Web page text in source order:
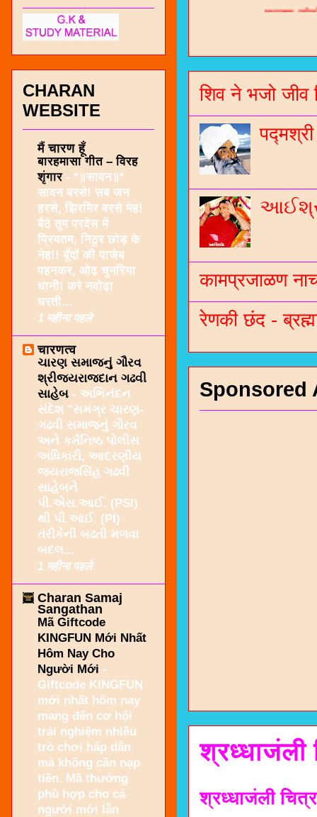
जनरल
चारणी
नंबर
शिव ने भजो जीव
कामप्रजाळण
रेणकी छंद -
Sponsored
श्रध्धाजंली
श्रध्धाजंली
CHARAN
WEBSITE
मैं चारण हूँ
बारहमासा गीत – विरह
शृंगार - *॥सावन॥*
सावन बरसे! सब जन
हरसे, झिरमिर बरसे मेह!
बैठे तुम परदेस में
प्रियतम, निठुर छोड़ के
नेह!! बूँदों की पाजेब
पहनकर, ओढ़ चुनरिया
धानी! करे नवोढ़ा
धरती...
1 महीना पहले
चारणत्व
ચારણ સમાજનું ગૌરવ
શ્રીજયરાજદાન ગઢવી
સાહેબ - અભિનંદન
સંદેશ "સમગ્ર ચારણ-
ગઢવી સમાજનું ગૌરવ
અને કર્મનિષ્ઠ પોલીસ
અધિકારી, આદરણીય
જયરાજસિંહ ગઢવી
સાહેબને
પી.એસ.આઈ. (PSI)
થી પી.આઈ. (PI)
તરીકેની બઢતી મળવા
બદલ...
1 महीना पहले
Charan Samaj
Sangathan
Mã Giftcode
KINGFUN Mới Nhất
Hôm Nay Cho
Người Mới -
Giftcode KINGFUN
mới nhất hôm nay
mang đến cơ hội
trải nghiệm nhiều
trò chơi hấp dẫn
mà không cần nạp
tiền. Mã thưởng
phù hợp cho cả
người mới lẫn